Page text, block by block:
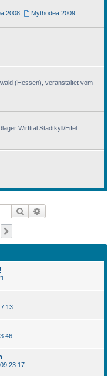
2008,
Mythodea 2009
(Hessen), veranstaltet vom
Wirfttal Stadtkyll/Eifel
Suche
23:17